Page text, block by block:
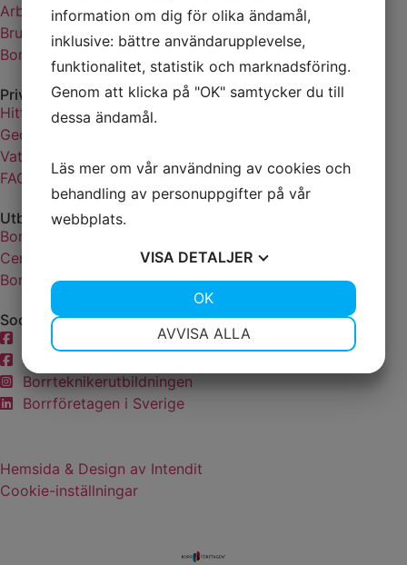
Arbetsmiljöarbete
Brunnsborrardagen
Borrsvängen
Privatpersoner
Hitta din borrare
Geoenergi
Vatten
FAQ
Utbildningar
Borrteknikerutbildningen
Certifierad Brunnsborrare
Borrtekniker
Sociala medier
Borrteknikerutbildningen
Borrteknikerutbildningen
Borrföretagen i Sverige
Hemsida & Design av Intendit
Cookie-inställningar
information om dig för olika ändamål,
inklusive: bättre användarupplevelse,
funktionalitet, statistik och marknadsföring.
Genom att klicka på "OK" samtycker du till
dessa ändamål.
Läs mer om vår användning av cookies och
behandling av personuppgifter på vår
webbplats.
VISA DETALJER
MARKNADSFÖRING
AVVISA ALLA
OK